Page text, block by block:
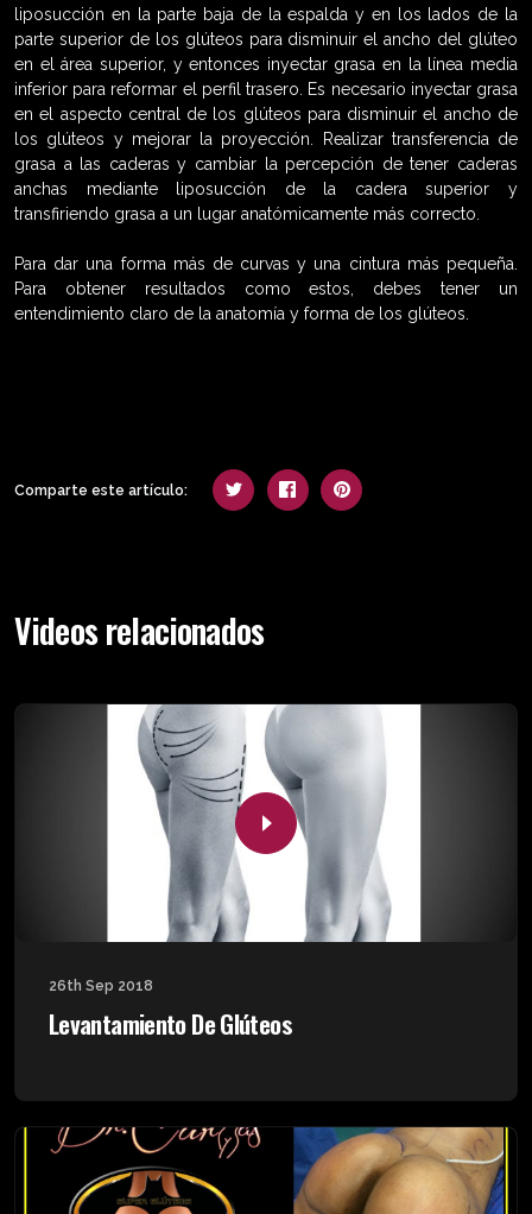
liposucción en la parte baja de la espalda y en los lados de la
parte superior de los glúteos para disminuir el ancho del glúteo
en el área superior, y entonces inyectar grasa en la línea media
inferior para reformar el perfil trasero. Es necesario inyectar grasa
en el aspecto central de los glúteos para disminuir el ancho de
los glúteos y mejorar la proyección. Realizar transferencia de
grasa a las caderas y cambiar la percepción de tener caderas
anchas mediante liposucción de la cadera superior y
transfiriendo grasa a un lugar anatómicamente más correcto.
Para dar una forma más de curvas y una cintura más pequeña.
Para obtener resultados como estos, debes tener un
entendimiento claro de la anatomía y forma de los glúteos.
Comparte este artículo:
Videos relacionados
26th Sep 2018
Levantamiento De Glúteos